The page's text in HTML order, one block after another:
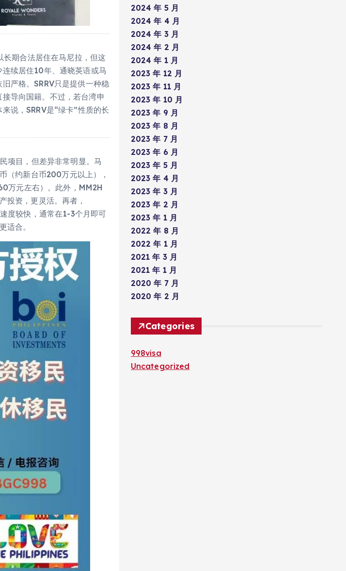
长期合法居住在马尼拉，但这
续居住10年、通晓英语或马
严格。SRRV只是提供一种稳
导向国籍。不过，若台湾申
说，SRRV是“绿卡”性质的长
项目，但差异非常明显。马
（约新台币200万元以上），
万元左右）。此外，MM2H
投资，更灵活。再者，
度较快，通常在1-3个月即可
适合。
2024 年 5 月
2024 年 4 月
2024 年 3 月
2024 年 2 月
2024 年 1 月
2023 年 12 月
2023 年 11 月
2023 年 10 月
2023 年 9 月
2023 年 8 月
2023 年 7 月
2023 年 6 月
2023 年 5 月
2023 年 4 月
2023 年 3 月
2023 年 2 月
2023 年 1 月
2022 年 8 月
2022 年 1 月
2021 年 3 月
2021 年 1 月
2020 年 7 月
2020 年 2 月
Categories
998visa
Uncategorized